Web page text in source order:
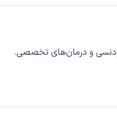
و درمان‌های تخصصی.